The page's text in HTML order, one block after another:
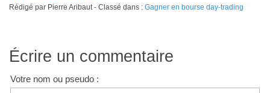
Rédigé par Pierre Aribaut - Classé dans : Gagner en bourse day-trading
Écrire un commentaire
Votre nom ou pseudo :